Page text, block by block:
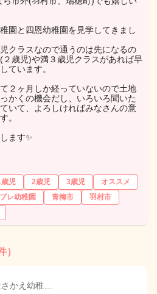
園と四恩幼稚園を見学してきまし
クラスなので通うのは先になるの
２歳児)や満３歳児クラスがあれば早
ています。
２ヶ月しか経っていないので土地
かくの機会だし、いろいろ聞いた
いて、よろしければみなさんの意
。
ます✨
児 2歳児 3歳児
オススメ
プレ幼稚園 青梅市
羽村市
）
かえ幼稚…